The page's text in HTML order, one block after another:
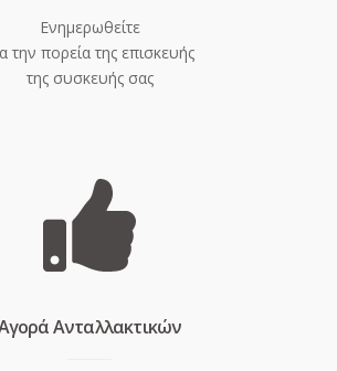
Ενημερωθείτε
την πορεία της επισκευής
της συσκευής σας
Ανταλλακτικών